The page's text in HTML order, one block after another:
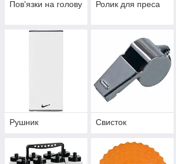
Пов'язки на голову Ролик для преса
Рушник Свисток